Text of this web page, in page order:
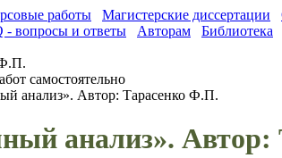
работы Магистерские диссертации
- вопросы и ответы Авторам Библиотека
самостоятельно
анализ». Автор: Тарасенко Ф.П.
анализ».